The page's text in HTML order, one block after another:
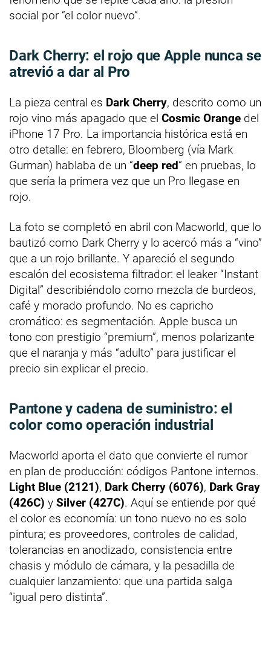
social por “el color nuevo”.
Dark Cherry: el rojo que Apple nunca se
atrevió a dar al Pro
La pieza central es Dark Cherry, descrito como un
rojo vino más apagado que el Cosmic Orange del
iPhone 17 Pro. La importancia histórica está en
otro detalle: en febrero, Bloomberg (vía Mark
Gurman) hablaba de un “deep red” en pruebas, lo
que sería la primera vez que un Pro llegase en
rojo.
La foto se completó en abril con Macworld, que lo
bautizó como Dark Cherry y lo acercó más a “vino”
que a un rojo brillante. Y apareció el segundo
escalón del ecosistema filtrador: el leaker “Instant
Digital” describiéndolo como mezcla de burdeos,
café y morado profundo. No es capricho
cromático: es segmentación. Apple busca un
tono con prestigio “premium”, menos polarizante
que el naranja y más “adulto” para justificar el
precio sin explicar el precio.
Pantone y cadena de suministro: el
color como operación industrial
Macworld aporta el dato que convierte el rumor
en plan de producción: códigos Pantone internos.
Light Blue (2121), Dark Cherry (6076), Dark Gray
(426C) y Silver (427C). Aquí se entiende por qué
el color es economía: un tono nuevo no es solo
pintura; es proveedores, controles de calidad,
tolerancias en anodizado, consistencia entre
chasis y módulo de cámara, y la pesadilla de
cualquier lanzamiento: que una partida salga
“igual pero distinta”.